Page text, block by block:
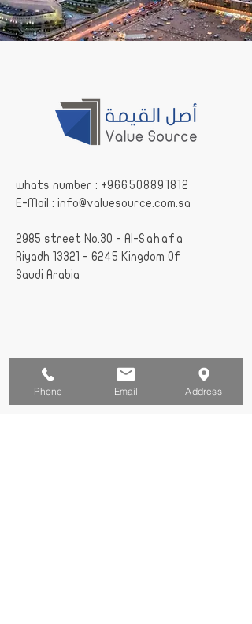
whats number : +966508891812
E-Mail : info@valuesource.com.sa
2985 street No.30 - Al-Sahafa
Riyadh 13321 - 6245 Kingdom Of
Saudi Arabia
Phone Email Address